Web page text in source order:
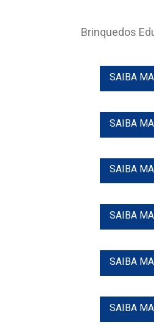
Brinquedos
SAIBA
SAIBA
SAIBA
SAIBA
SAIBA
SAIBA